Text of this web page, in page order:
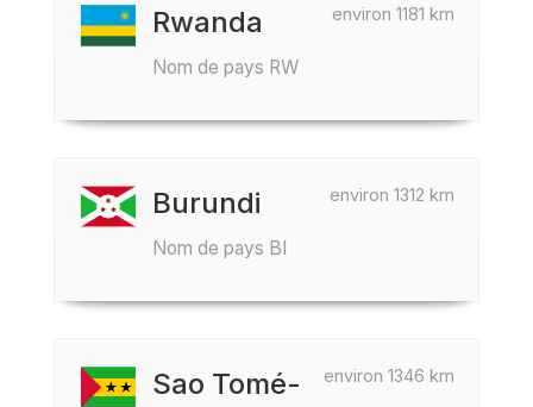
environ 1181 km
Rwanda
Nom de pays RW
environ 1312 km
Burundi
Nom de pays BI
environ 1346 km
Sao Tomé-